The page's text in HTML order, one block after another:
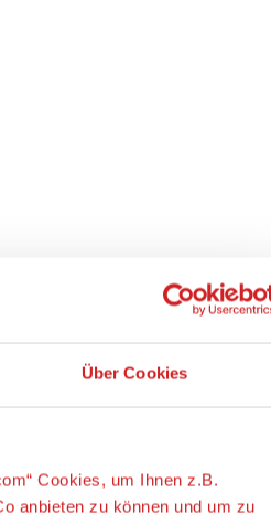
Über Cookies
Cookies, um Ihnen z.B.
anbieten zu können und um zu